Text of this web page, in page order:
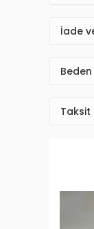
İade
Taksit